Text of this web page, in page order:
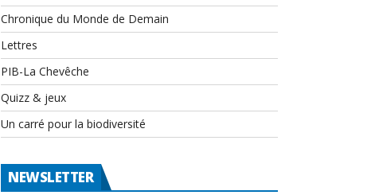
Chronique du Monde de Demain
Lettres
PIB-La Chevêche
Quizz & jeux
Un carré pour la biodiversité
NEWSLETTER